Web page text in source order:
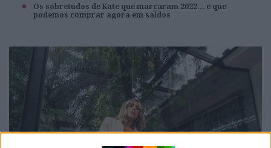
Os sobretudos de Kate que marcaram 2022... e que
podemos comprar agora em saldos